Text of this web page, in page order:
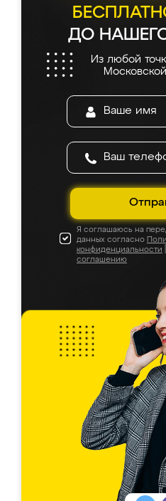
ДО
Из любой
Я соглашаюсь на
данных согласно
конфиденциальности
соглашению